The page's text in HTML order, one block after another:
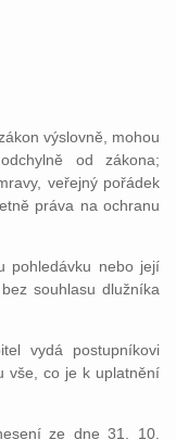
výslovně, mohou
od zákona;
veřejný pořádek
práva na ochranu
pohledávku nebo její
souhlasu dlužníka
vydá postupníkovi
vše, co je k uplatnění
ze dne 31. 10.